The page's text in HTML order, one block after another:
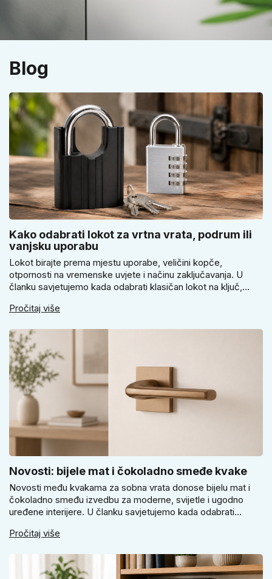
Blog
Kako odabrati lokot za vrtna vrata, podrum ili
vanjsku uporabu
Lokot birajte prema mjestu uporabe, veličini kopče,
otpornosti na vremenske uvjete i načinu zaključavanja. U
članku savjetujemo kada odabrati klasičan lokot na ključ,
vrtnih vrata, podruma ili vrtne kućice ne isplati voditi samo
Pročitaj više
Novosti: bijele mat i čokoladno smeđe kvake
Novosti među kvakama za sobna vrata donose bijelu mat i
čokoladno smeđu izvedbu za moderne, svijetle i ugodno
uređene interijere. U članku savjetujemo kada odabrati
i kako birati između okrugle i kvadratne rozete prema stilu
Pročitaj više